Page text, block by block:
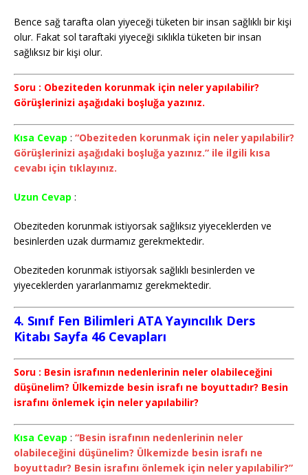
Bence sağ tarafta olan yiyeceği tüketen bir insan sağlıklı bir kişi
olur. Fakat sol taraftaki yiyeceği sıklıkla tüketen bir insan
sağlıksız bir kişi olur.
Soru : Obeziteden korunmak için neler yapılabilir?
Görüşlerinizi aşağıdaki boşluğa yazınız.
Kısa Cevap : “Obeziteden korunmak için neler yapılabilir?
Görüşlerinizi aşağıdaki boşluğa yazınız.” ile ilgili kısa
cevabı için tıklayınız.
Uzun Cevap :
Obeziteden korunmak istiyorsak sağlıksız yiyeceklerden ve
besinlerden uzak durmamız gerekmektedir.
Obeziteden korunmak istiyorsak sağlıklı besinlerden ve
yiyeceklerden yararlanmamız gerekmektedir.
4. Sınıf Fen Bilimleri ATA Yayıncılık Ders
Kitabı Sayfa 46 Cevapları
Soru : Besin israfının nedenlerinin neler olabileceğini
düşünelim? Ülkemizde besin israfı ne boyuttadır? Besin
israfını önlemek için neler yapılabilir?
Kısa Cevap : “Besin israfının nedenlerinin neler
olabileceğini düşünelim? Ülkemizde besin israfı ne
boyuttadır? Besin israfını önlemek için neler yapılabilir?”